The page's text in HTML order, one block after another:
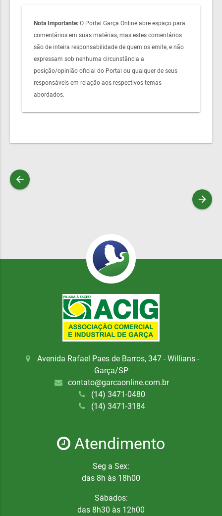
Nota Importante: O Portal Garça Online abre espaço para
comentários em suas matérias, mas estes comentários
são de inteira responsabilidade de quem os emite, e não
expressam sob nenhuma circunstância a
posição/opinião oficial do Portal ou qualquer de seus
responsáveis em relação aos respectivos temas
abordados.
arrow_back
arrow_forward
Avenida Rafael Paes de Barros, 347 - Willians -
Garça/SP
contato@garcaonline.com.br
(14) 3471-0480
(14) 3471-3184
Atendimento
Seg a Sex:
das 8h às 18h00
Sábados:
das 8h30 às 12h00